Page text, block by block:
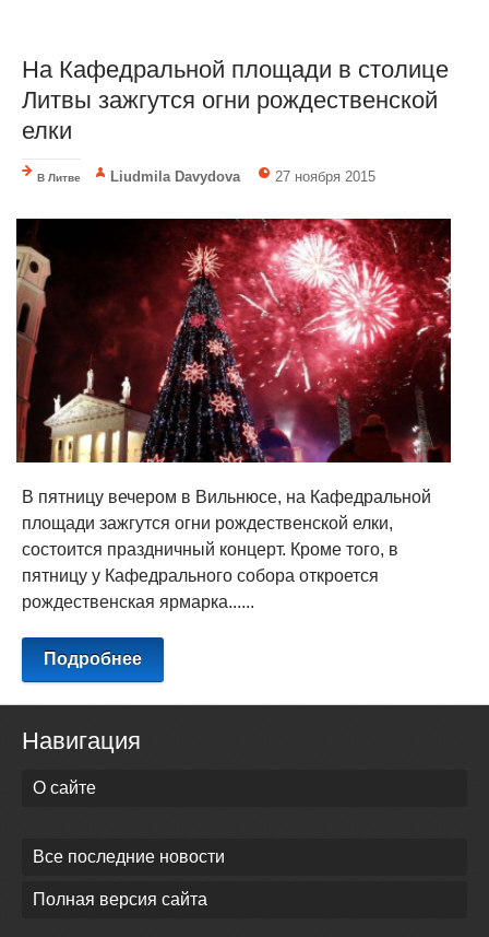
На Кафедральной площади в столице
Литвы зажгутся огни рождественской
елки
В Литве Liudmila Davydova 27 ноября 2015
В пятницу вечером в Вильнюсе, на Кафедральной
площади зажгутся огни рождественской елки,
состоится праздничный концерт. Кроме того, в
пятницу у Кафедрального собора откроется
рождественская ярмарка......
Подробнее
Навигация
О сайте
Все последние новости
Полная версия сайта